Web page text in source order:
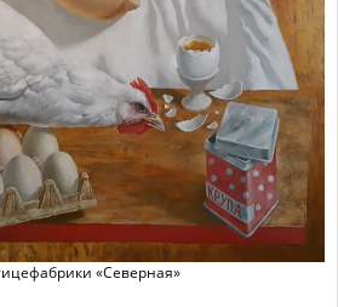
«Северная»